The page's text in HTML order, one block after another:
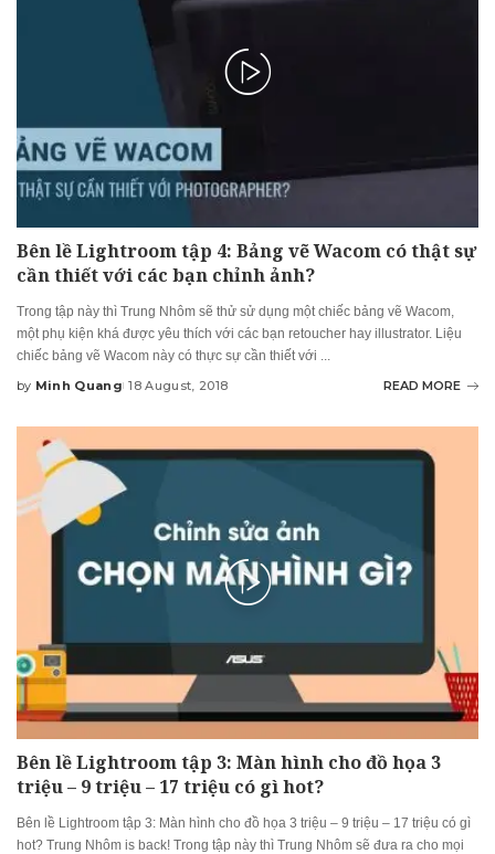
Bên lề Lightroom tập 4: Bảng vẽ Wacom có thật sự
cần thiết với các bạn chỉnh ảnh?
Trong tập này thì Trung Nhôm sẽ thử sử dụng một chiếc bảng vẽ Wacom,
một phụ kiện khá được yêu thích với các bạn retoucher hay illustrator. Liệu
chiếc bảng vẽ Wacom này có thực sự cần thiết với ...
Posted
by Minh Quang 18 August, 2018 READ MORE
Bên lề Lightroom tập 3: Màn hình cho đồ họa 3
triệu – 9 triệu – 17 triệu có gì hot?
Bên lề Lightroom tập 3: Màn hình cho đồ họa 3 triệu – 9 triệu – 17 triệu có gì
hot? Trung Nhôm is back! Trong tập này thì Trung Nhôm sẽ đưa ra cho mọi